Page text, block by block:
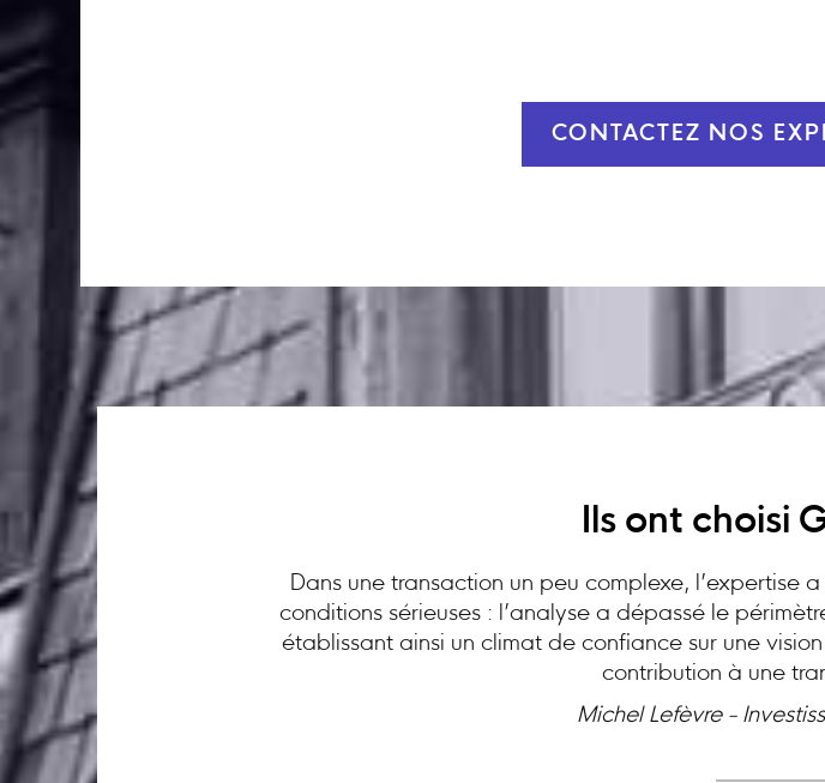
CONTACTEZ NOS
Ils ont choisi
Dans une transaction un peu complexe, l’expertise
conditions sérieuses : l’analyse a dépassé le
établissant ainsi un climat de confiance sur une
contribution à une
Michel Lefèvre -